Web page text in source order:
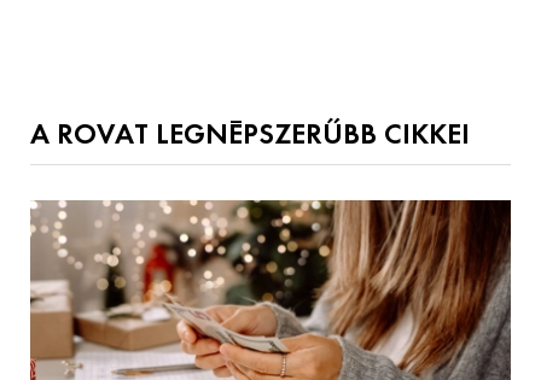
A ROVAT LEGNÉPSZERŰBB CIKKEI